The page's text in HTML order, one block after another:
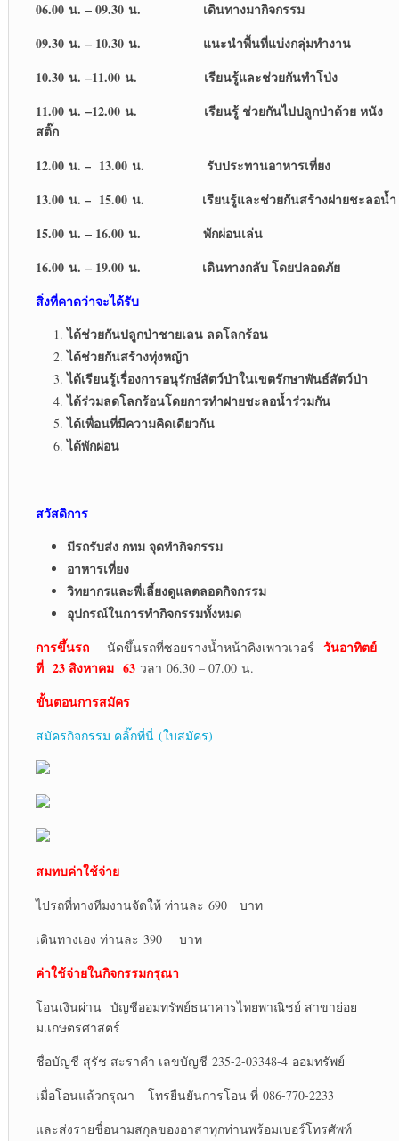
06.00 น. – 09.30 น. เดินทางมากิจกรรม
09.30 น. – 10.30 น. แนะนำพื้นที่แบ่งกลุ่มทำงาน
10.30 น. –11.00 น. เรียนรู้และช่วยกันทำโป่ง
11.00 น. –12.00 น. เรียนรู้ ช่วยกันไปปลูกป่าด้วย หนัง
สติ๊ก
12.00 น. – 13.00 น. รับประทานอาหารเที่ยง
13.00 น. – 15.00 น. เรียนรู้และช่วยกันสร้างฝายชะลอน้ำ
15.00 น. – 16.00 น. พักผ่อนเล่น
16.00 น. – 19.00 น. เดินทางกลับ โดยปลอดภัย
สิ่งที่คาดว่าจะได้รับ
ได้ช่วยกันปลูกป่าชายเลน ลดโลกร้อน
ได้ช่วยกันสร้างทุ่งหญ้า
ได้เรียนรู้เรื่องการอนุรักษ์สัตว์ป่าในเขตรักษาพันธ์สัตว์ป่า
ได้ร่วมลดโลกร้อนโดยการทำฝายชะลอน้ำร่วมกัน
ได้เพื่อนที่มีความคิดเดียวกัน
ได้พักผ่อน
สวัสดิการ
มีรถรับส่ง กทม จุดทำกิจกรรม
อาหารเที่ยง
วิทยากรและพี่เลี้ยงดูแลตลอดกิจกรรม
อุปกรณ์ในการทำกิจกรรมทั้งหมด
การขึ้นรถ
นัดขึ้นรถที่ซอยรางน้ำหน้าคิงเพาวเวอร์ วันอาทิตย์
ที่23 สิงหาคม 63 วลา 06.30 – 07.00 น.
ขั้นตอนการสมัคร
สมัครกิจกรรม คลิ๊กที่นี่ (ใบสมัคร)
สมทบค่าใช้จ่าย
ไปรถที่ทางทีมงานจัดให้ ท่านละ 690 บาท
เดินทางเอง ท่านละ 390 บาท
ค่าใช้จ่ายในกิจกรรมกรุณา
โอนเงินผ่าน บัญชีออมทรัพย์ธนาคารไทยพาณิชย์ สาขาย่อย
ม.เกษตรศาสตร์
ชื่อบัญชี สุรัช สะราคำ เลขบัญชี 235-2-03348-4 ออมทรัพย์
เมื่อโอนแล้วกรุณา โทรยืนยันการโอน ที่ 086-770-2233
และส่งรายชื่อนามสกุลของอาสาทุกท่านพร้อมเบอร์โทรศัพท์